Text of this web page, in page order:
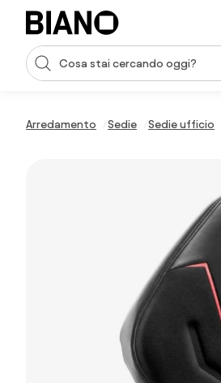
Salta la navigazione, vai al contenuto
Input della ricerca
Arredamento Sedie Sedie ufficio